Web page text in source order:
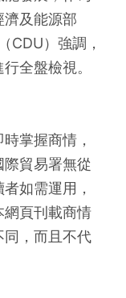
及能源部
CDU）強調，
全盤檢視。
掌握商情，
貿易署無從
如需運用，
網頁刊載商情
同，而且不代